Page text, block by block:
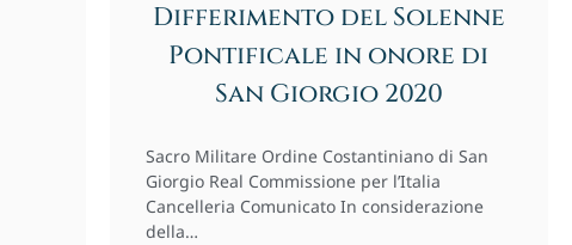
Differimento del Solenne
Pontificale in onore di
San Giorgio 2020
Sacro Militare Ordine Costantiniano di San
Giorgio Real Commissione per l’Italia
Cancelleria Comunicato In considerazione
della…